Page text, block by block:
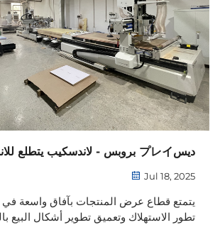
ديسプレイ بروبس - لاندسكيب يتطلع للانضمام إليك
Jul 18, 2025
يتمتع قطاع عرض المنتجات بآفاق واسعة في
تطور الاستهلاك وتعميق تطوير أشكال البيع